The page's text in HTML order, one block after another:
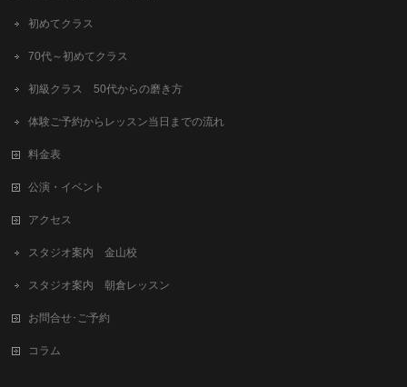
初めてクラス
70代～初めてクラス
初級クラス 50代からの磨き方
体験ご予約からレッスン当日までの流れ
料金表
公演・イベント
アクセス
スタジオ案内 金山校
スタジオ案内 朝倉レッスン
お問合せ･ご予約
コラム